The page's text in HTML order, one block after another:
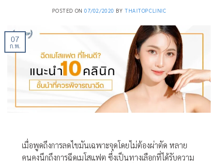
POSTED ON07/02/2020 BYTHAITOPCLINIC
07
ก.พ.
เมื่อพูดถึงการลดไขมันเฉพาะจุดโดยไม่ต้องผ่าตัด หลาย
คนคงนึกถึงการฉีดเมโสแฟต ซึ่งเป็นทางเลือกที่ได้รับความ